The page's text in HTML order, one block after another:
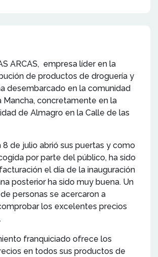
ARCAS, empresa líder en la
de productos de droguería y
desembarcado en la comunidad
Mancha, concretamente en la
de Almagro en la Calle de las
8 de julio abrió sus puertas y como
por parte del público, ha sido
el día de la inauguración
posterior ha sido muy buena. Un
personas se acercaron a
los excelentes precios
franquiciado ofrece los
en todos sus productos de